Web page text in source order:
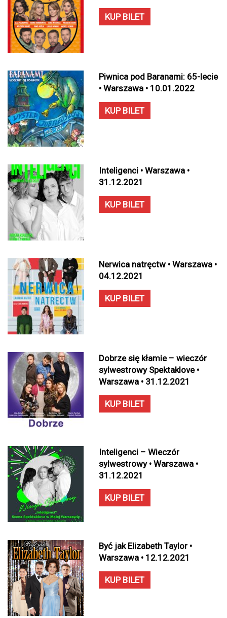
KUP BILET
Piwnica pod Baranami: 65-lecie
• Warszawa • 10.01.2022
KUP BILET
Inteligenci • Warszawa •
31.12.2021
KUP BILET
Nerwica natręctw • Warszawa •
04.12.2021
KUP BILET
Dobrze się kłamie – wieczór
sylwestrowy Spektaklove •
Warszawa • 31.12.2021
KUP BILET
Inteligenci – Wieczór
sylwestrowy • Warszawa •
31.12.2021
KUP BILET
Być jak Elizabeth Taylor •
Warszawa • 12.12.2021
KUP BILET